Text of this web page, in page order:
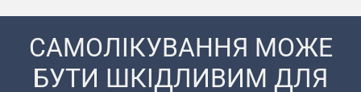
САМОЛІКУВАННЯ МОЖЕ
БУТИ ШКІДЛИВИМ ДЛЯ